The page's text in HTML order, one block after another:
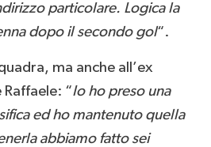
particolare. Logica la
dopo il secondo gol“.
ma anche all’ex
“Io ho preso una
ed ho mantenuto quella
abbiamo fatto sei